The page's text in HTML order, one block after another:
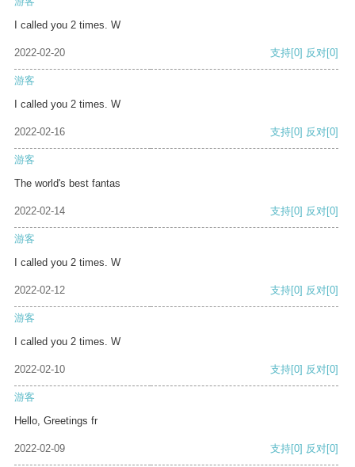
I called you 2 times. W
2022-02-20 支持[0] 反对[0]
游客
I called you 2 times. W
2022-02-16 支持[0] 反对[0]
游客
The world's best fantas
2022-02-14 支持[0] 反对[0]
游客
I called you 2 times. W
2022-02-12 支持[0] 反对[0]
游客
I called you 2 times. W
2022-02-10 支持[0] 反对[0]
游客
Hello, Greetings fr
2022-02-09 支持[0] 反对[0]